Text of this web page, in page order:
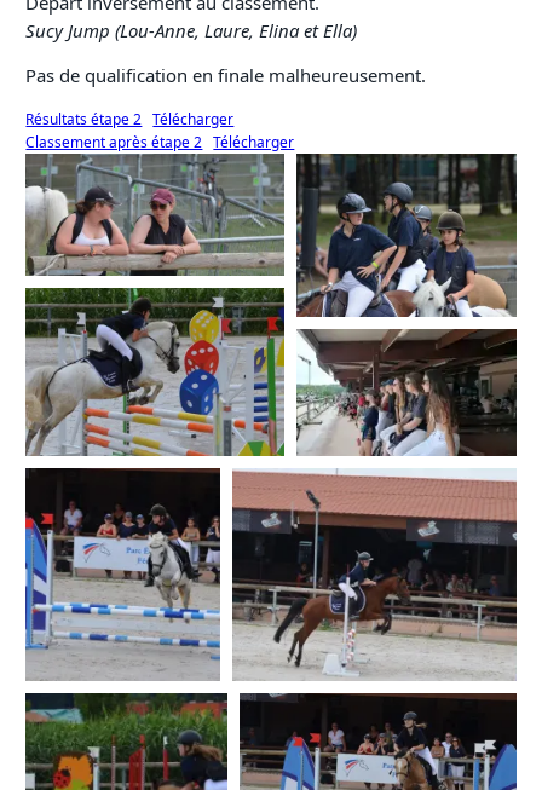
Sucy Jump (Lou-Anne, Laure, Elina et Ella)
Pas de qualification en finale malheureusement.
Résultats étape 2 Télécharger
Classement après étape 2 Télécharger